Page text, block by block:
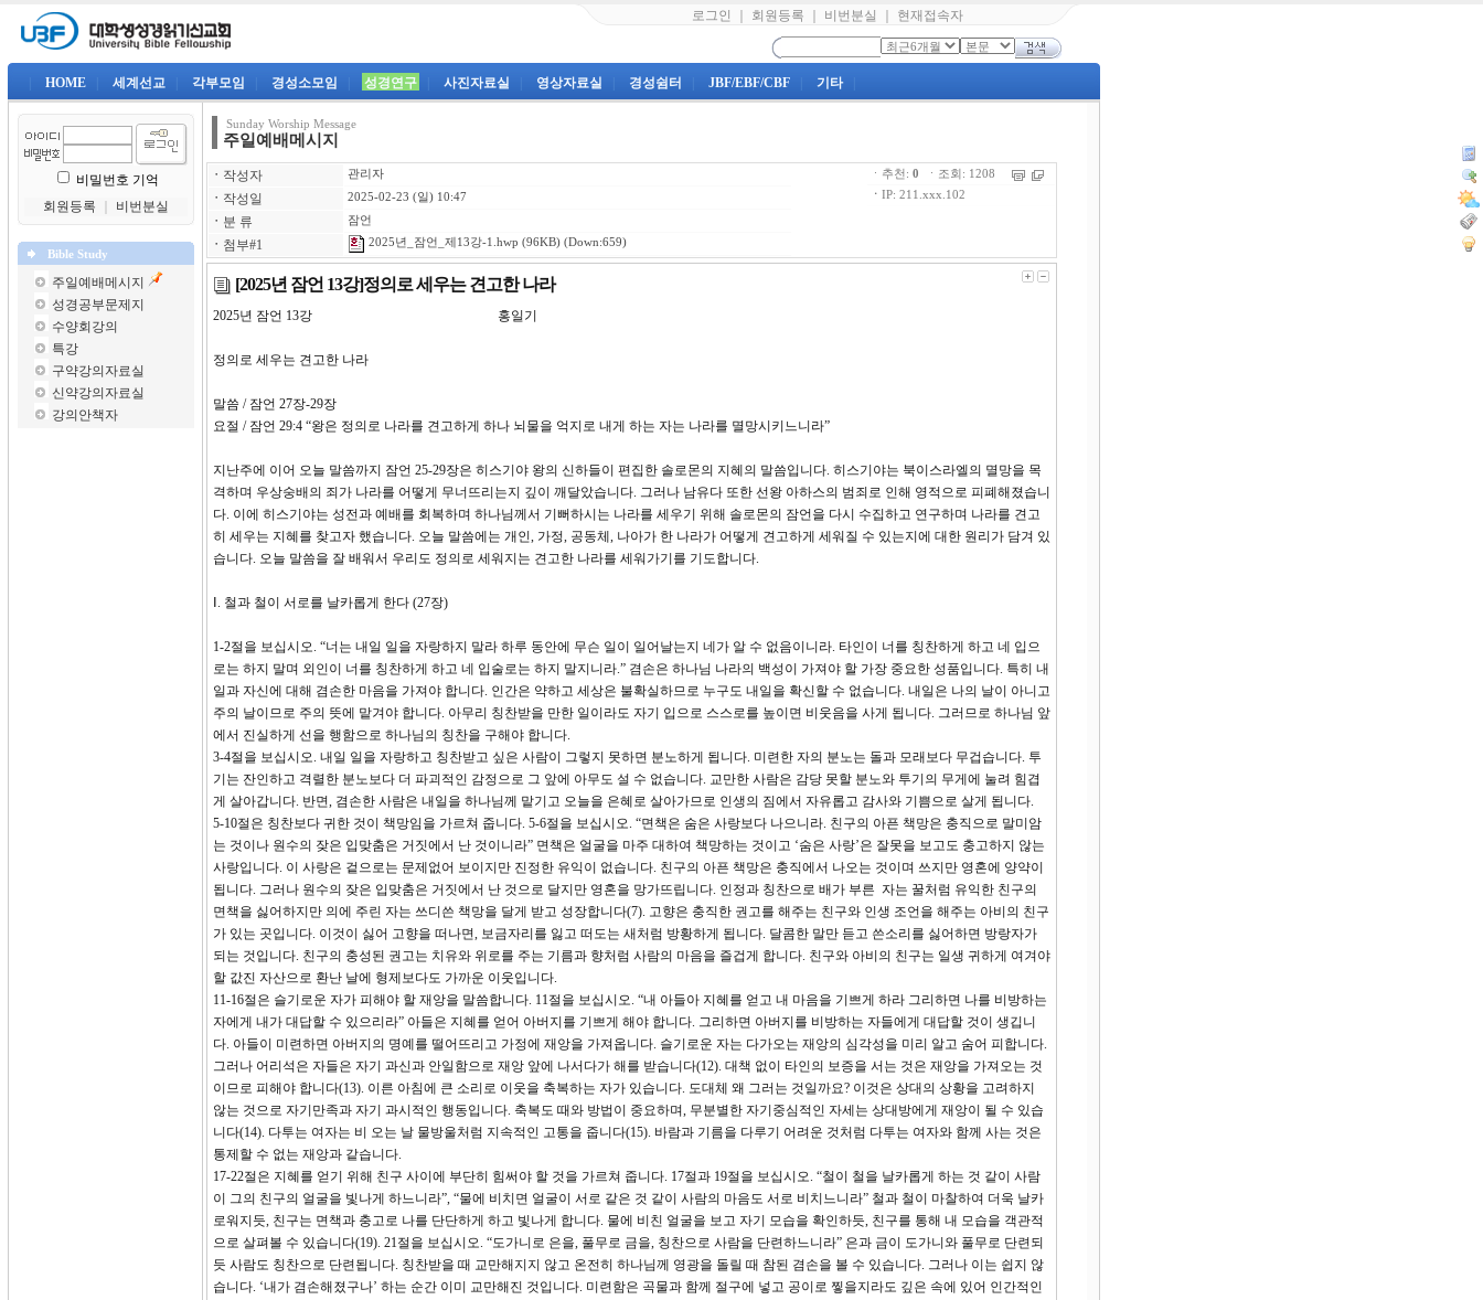
로그인 회원등록 비번분실 현재접속자
HOME 세계선교 각부모임 경성소모임 성경연구 사진자료실 영상자료실 경성쉼터 JBF/EBF/CBF 기타
비밀번호 기억
회원등록
비번분실
Bible Study
주일예배메시지
성경공부문제지
수양회강의
특강
구약강의자료실
신약강의자료실
강의안책자
Sunday Worship Message
주일예배메시지
ㆍ 작성자 관리자
ㆍ 작성일 2025-02-23 (일) 10:47
ㆍ 분 류 잠언
ㆍ 첨부#1 2025년_잠언_제13강-1.hwp (96KB) (Down:659)
ㆍ추천: 0 ㆍ조회: 1208
ㆍ IP: 211.xxx.102
[2025년 잠언 13강]정의로 세우는 견고한 나라
2025년 잠언 13강 홍일기
정의로 세우는 견고한 나라
말씀 / 잠언 27장-29장
요절 / 잠언 29:4 “왕은 정의로 나라를 견고하게 하나 뇌물을 억지로 내게 하는 자는 나라를 멸망시키느니라”
지난주에 이어 오늘 말씀까지 잠언 25-29장은 히스기야 왕의 신하들이 편집한 솔로몬의 지혜의 말씀입니다. 히스기야는 북이스라엘의 멸망을 목
격하며 우상숭배의 죄가 나라를 어떻게 무너뜨리는지 깊이 깨달았습니다. 그러나 남유다 또한 선왕 아하스의 범죄로 인해 영적으로 피폐해졌습니
다. 이에 히스기야는 성전과 예배를 회복하며 하나님께서 기뻐하시는 나라를 세우기 위해 솔로몬의 잠언을 다시 수집하고 연구하며 나라를 견고
히 세우는 지혜를 찾고자 했습니다. 오늘 말씀에는 개인, 가정, 공동체, 나아가 한 나라가 어떻게 견고하게 세워질 수 있는지에 대한 원리가 담겨 있
습니다. 오늘 말씀을 잘 배워서 우리도 정의로 세워지는 견고한 나라를 세워가기를 기도합니다.
Ⅰ. 철과 철이 서로를 날카롭게 한다 (27장)
1-2절을 보십시오. “너는 내일 일을 자랑하지 말라 하루 동안에 무슨 일이 일어날는지 네가 알 수 없음이니라. 타인이 너를 칭찬하게 하고 네 입으
로는 하지 말며 외인이 너를 칭찬하게 하고 네 입술로는 하지 말지니라.” 겸손은 하나님 나라의 백성이 가져야 할 가장 중요한 성품입니다. 특히 내
일과 자신에 대해 겸손한 마음을 가져야 합니다. 인간은 약하고 세상은 불확실하므로 누구도 내일을 확신할 수 없습니다. 내일은 나의 날이 아니고
주의 날이므로 주의 뜻에 맡겨야 합니다. 아무리 칭찬받을 만한 일이라도 자기 입으로 스스로를 높이면 비웃음을 사게 됩니다. 그러므로 하나님 앞
에서 진실하게 선을 행함으로 하나님의 칭찬을 구해야 합니다.
3-4절을 보십시오. 내일 일을 자랑하고 칭찬받고 싶은 사람이 그렇지 못하면 분노하게 됩니다. 미련한 자의 분노는 돌과 모래보다 무겁습니다. 투
기는 잔인하고 격렬한 분노보다 더 파괴적인 감정으로 그 앞에 아무도 설 수 없습니다. 교만한 사람은 감당 못할 분노와 투기의 무게에 눌려 힘겹
게 살아갑니다. 반면, 겸손한 사람은 내일을 하나님께 맡기고 오늘을 은혜로 살아가므로 인생의 짐에서 자유롭고 감사와 기쁨으로 살게 됩니다.
5-10절은 칭찬보다 귀한 것이 책망임을 가르쳐 줍니다. 5-6절을 보십시오. “면책은 숨은 사랑보다 나으니라. 친구의 아픈 책망은 충직으로 말미암
는 것이나 원수의 잦은 입맞춤은 거짓에서 난 것이니라” 면책은 얼굴을 마주 대하여 책망하는 것이고 ‘숨은 사랑’은 잘못을 보고도 충고하지 않는
사랑입니다. 이 사랑은 겉으로는 문제없어 보이지만 진정한 유익이 없습니다. 친구의 아픈 책망은 충직에서 나오는 것이며 쓰지만 영혼에 양약이
됩니다. 그러나 원수의 잦은 입맞춤은 거짓에서 난 것으로 달지만 영혼을 망가뜨립니다. 인정과 칭찬으로 배가 부른 자는 꿀처럼 유익한 친구의
면책을 싫어하지만 의에 주린 자는 쓰디쓴 책망을 달게 받고 성장합니다(7). 고향은 충직한 권고를 해주는 친구와 인생 조언을 해주는 아비의 친구
가 있는 곳입니다. 이것이 싫어 고향을 떠나면, 보금자리를 잃고 떠도는 새처럼 방황하게 됩니다. 달콤한 말만 듣고 쓴소리를 싫어하면 방랑자가
되는 것입니다. 친구의 충성된 권고는 치유와 위로를 주는 기름과 향처럼 사람의 마음을 즐겁게 합니다. 친구와 아비의 친구는 일생 귀하게 여겨야
할 값진 자산으로 환난 날에 형제보다도 가까운 이웃입니다.
11-16절은 슬기로운 자가 피해야 할 재앙을 말씀합니다. 11절을 보십시오. “내 아들아 지혜를 얻고 내 마음을 기쁘게 하라 그리하면 나를 비방하는
자에게 내가 대답할 수 있으리라” 아들은 지혜를 얻어 아버지를 기쁘게 해야 합니다. 그리하면 아버지를 비방하는 자들에게 대답할 것이 생깁니
다. 아들이 미련하면 아버지의 명예를 떨어뜨리고 가정에 재앙을 가져옵니다. 슬기로운 자는 다가오는 재앙의 심각성을 미리 알고 숨어 피합니다.
그러나 어리석은 자들은 자기 과신과 안일함으로 재앙 앞에 나서다가 해를 받습니다(12). 대책 없이 타인의 보증을 서는 것은 재앙을 가져오는 것
이므로 피해야 합니다(13). 이른 아침에 큰 소리로 이웃을 축복하는 자가 있습니다. 도대체 왜 그러는 것일까요? 이것은 상대의 상황을 고려하지
않는 것으로 자기만족과 자기 과시적인 행동입니다. 축복도 때와 방법이 중요하며, 무분별한 자기중심적인 자세는 상대방에게 재앙이 될 수 있습
니다(14). 다투는 여자는 비 오는 날 물방울처럼 지속적인 고통을 줍니다(15). 바람과 기름을 다루기 어려운 것처럼 다투는 여자와 함께 사는 것은
통제할 수 없는 재앙과 같습니다.
17-22절은 지혜를 얻기 위해 친구 사이에 부단히 힘써야 할 것을 가르쳐 줍니다. 17절과 19절을 보십시오. “철이 철을 날카롭게 하는 것 같이 사람
이 그의 친구의 얼굴을 빛나게 하느니라”, “물에 비치면 얼굴이 서로 같은 것 같이 사람의 마음도 서로 비치느니라” 철과 철이 마찰하여 더욱 날카
로워지듯, 친구는 면책과 충고로 나를 단단하게 하고 빛나게 합니다. 물에 비친 얼굴을 보고 자기 모습을 확인하듯, 친구를 통해 내 모습을 객관적
으로 살펴볼 수 있습니다(19). 21절을 보십시오. “도가니로 은을, 풀무로 금을, 칭찬으로 사람을 단련하느니라” 은과 금이 도가니와 풀무로 단련되
듯 사람도 칭찬으로 단련됩니다. 칭찬받을 때 교만해지지 않고 온전히 하나님께 영광을 돌릴 때 참된 겸손을 볼 수 있습니다. 그러나 이는 쉽지 않
습니다. ‘내가 겸손해졌구나’ 하는 순간 이미 교만해진 것입니다. 미련함은 곡물과 함께 절구에 넣고 공이로 찧을지라도 깊은 속에 있어 인간적인